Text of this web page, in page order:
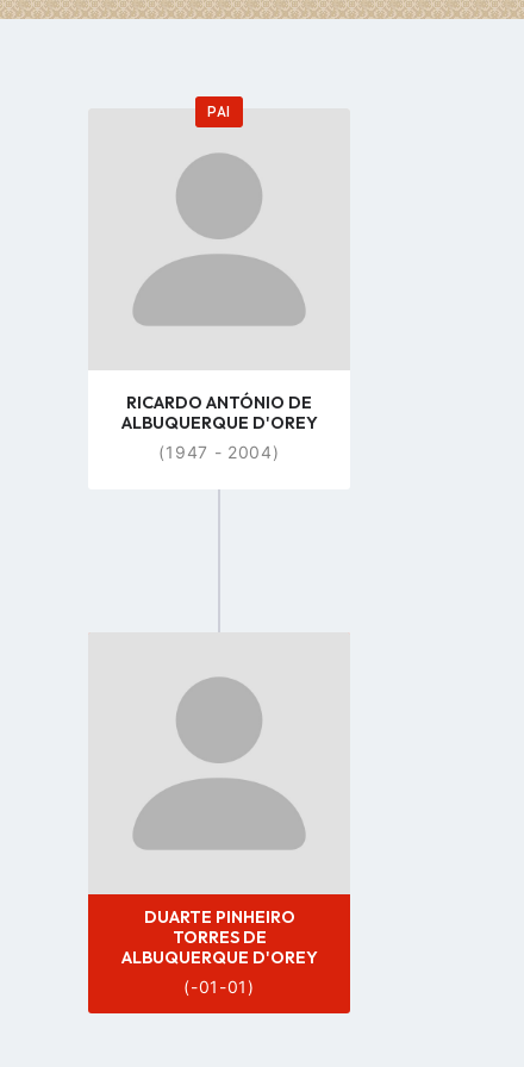
PAI
Go
profile
page
RICARDO ANTÓNIO DE
ALBUQUERQUE D'OREY
(1947 - 2004)
profile
page
DUARTE PINHEIRO
TORRES DE
ALBUQUERQUE D'OREY
(-01-01)